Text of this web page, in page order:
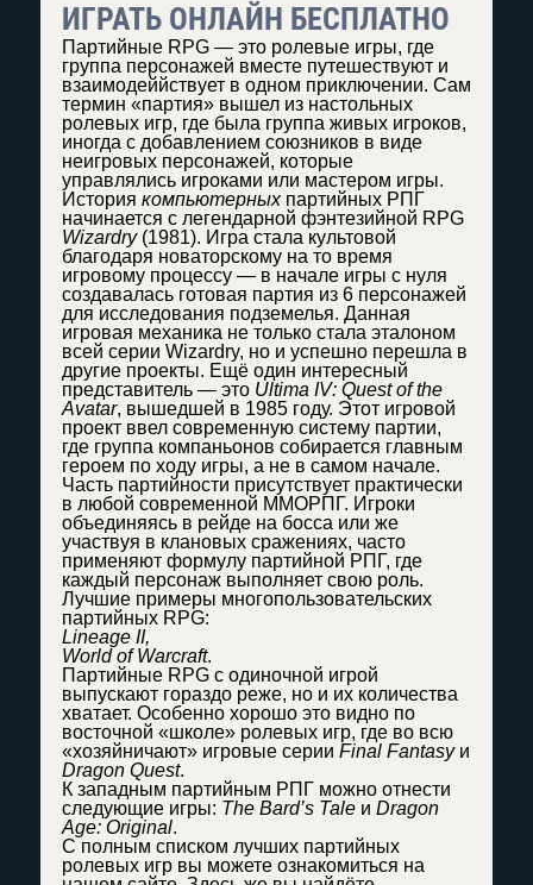
ИГРАТЬ ОНЛАЙН БЕСПЛАТНО
Партийные RPG — это ролевые игры, где
группа персонажей вместе путешествуют и
взаимодеййствует в одном приключении. Сам
термин «партия» вышел из настольных
ролевых игр, где была группа живых игроков,
иногда с добавлением союзников в виде
неигровых персонажей, которые
управлялись игроками или мастером игры.
История компьютерныхпартийных РПГ
начинается с легендарной фэнтезийной RPG
Wizardry(1981). Игра стала культовой
благодаря новаторскому на то время
игровому процессу — в начале игры с нуля
создавалась готовая партия из 6 персонажей
для исследования подземелья. Данная
игровая механика не только стала эталоном
всей серии Wizardry, но и успешно перешла в
другие проекты. Ещё один интересный
представитель — это Ultima IV: Quest of the
Avatar, вышедшей в 1985 году. Этот игровой
проект ввел современную систему партии,
где группа компаньонов собирается главным
героем по ходу игры, а не в самом начале.
Часть партийности присутствует практически
в любой современной ММОРПГ. Игроки
объединяясь в рейде на босса или же
участвуя в клановых сражениях, часто
применяют формулу партийной РПГ, где
каждый персонаж выполняет свою роль.
Лучшие примеры многопользовательских
партийных RPG:
Lineage II,
World of Warcraft.
Партийные RPG с одиночной игрой
выпускают гораздо реже, но и их количества
хватает. Особенно хорошо это видно по
восточной «школе» ролевых игр, где во всю
«хозяйничают» игровые серии Final Fantasyи
Dragon Quest.
К западным партийным РПГ можно отнести
следующие игры: The Bard’s Tale и Dragon
Age: Original.
С полным списком лучших партийных
ролевых игр вы можете ознакомиться на